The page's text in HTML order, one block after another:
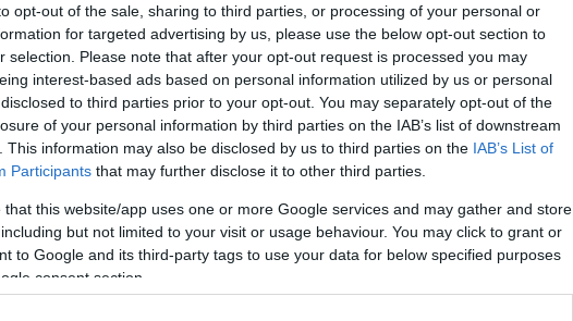
opt-out of the sale, sharing to third parties, or processing of your personal or
for targeted advertising by us, please use the below opt-out section to
selection. Please note that after your opt-out request is processed you may
interest-based ads based on personal information utilized by us or personal
to third parties prior to your opt-out. You may separately opt-out of the
of your personal information by third parties on the IAB’s list of downstream
This information may also be disclosed by us to third parties on the IAB’s List of
Participants that may further disclose it to other third parties.
that this website/app uses one or more Google services and may gather and store
but not limited to your visit or usage behaviour. You may click to grant or
to Google and its third-party tags to use your data for below specified purposes
consent section.
is, ha egy serpenyőben összepirítom kicsit a
a hideg sajtoskenyérre teszem rá.